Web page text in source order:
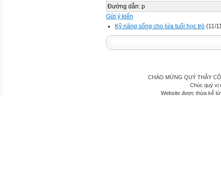
Đường dẫn: p
Gửi ý kiến
Kỹ năng sống cho lứa tuổi học trò (11/
CHÀO MỪNG QUÝ THẦY
Chúc quý vị
Website được thừa kế